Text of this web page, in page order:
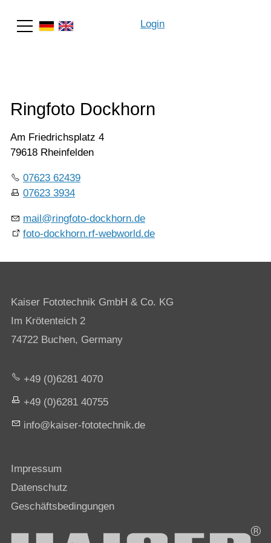
Login
Ringfoto Dockhorn
Am Friedrichsplatz 4
79618 Rheinfelden
07623 62439
07623 3934
mail@ringfoto-dockhorn.de
foto-dockhorn.rf-webworld.de
Kaiser Fototechnik GmbH & Co. KG
Im Krötenteich 2
74722 Buchen, Germany
+49 (0)6281 4070
+49 (0)6281 40755
nf
k s r-f t t chn k d
Impressum
Datenschutz
Geschäftsbedingungen